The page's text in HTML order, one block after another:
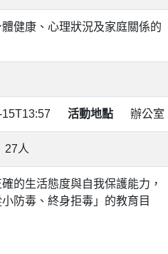
健康、心理狀況及家庭關係的
活動地點 辦公室
27人
的生活態度與自我保護能力，
防毒、終身拒毒」的教育目